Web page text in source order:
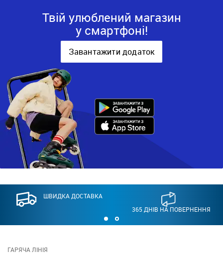
Твій улюблений магазин
у смартфоні!
Завантажити додаток
ШВИДКА ДОСТАВКА
365 ДНІВ НА ПОВЕРНЕННЯ
ГАРЯЧА ЛІНІЯ